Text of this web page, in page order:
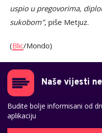
uspio u pregovorima,
sukobom", piše Metjuz.
(Blic/Mondo)
Naše vijesti
Budite bolje informisani od
aplikaciju